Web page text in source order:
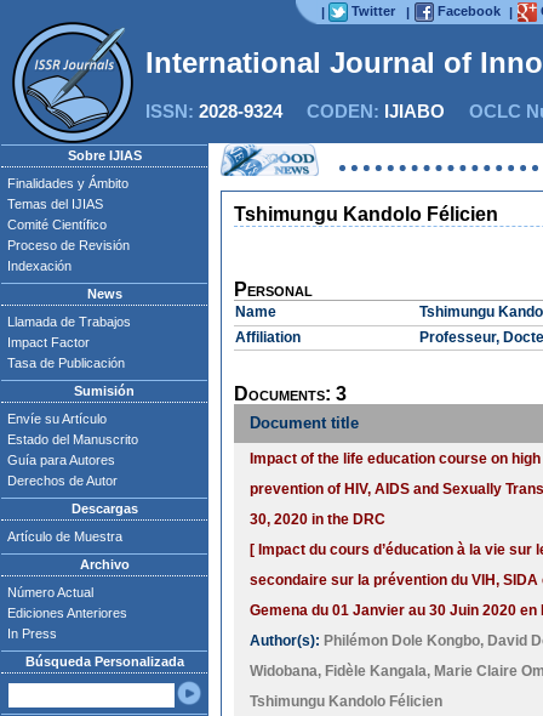
| Twitter | Facebook |
International Journal of
ISSN: 2028-9324CODEN: IJIABO OCLC
Sobre IJIAS
Finalidades y Ámbito
Temas del IJIAS
Comité Científico
Proceso de Revisión
Indexación
News
Llamada de Trabajos
Impact Factor
Tasa de Publicación
Sumisión
Envíe su Artículo
Estado del Manuscrito
Guía para Autores
Derechos de Autor
Descargas
Artículo de Muestra
Archivo
Número Actual
Ediciones Anteriores
In Press
Búsqueda Personalizada
Tshimungu Kandolo Félicien
Personal
Name
Tshimungu
Affiliation
Professeur,
Documents: 3
Document title
Impact of the life education course on
prevention of HIV, AIDS and Sexually
30, 2020 in the DRC
[ Impact du cours d’éducation à la vie
secondaire sur la prévention du VIH,
Gemena du 01 Janvier au 30 Juin 2020 en
Author(s): Philémon Dole Kongbo, David
Widobana, Fidèle Kangala, Marie Claire
Tshimungu Kandolo Félicien